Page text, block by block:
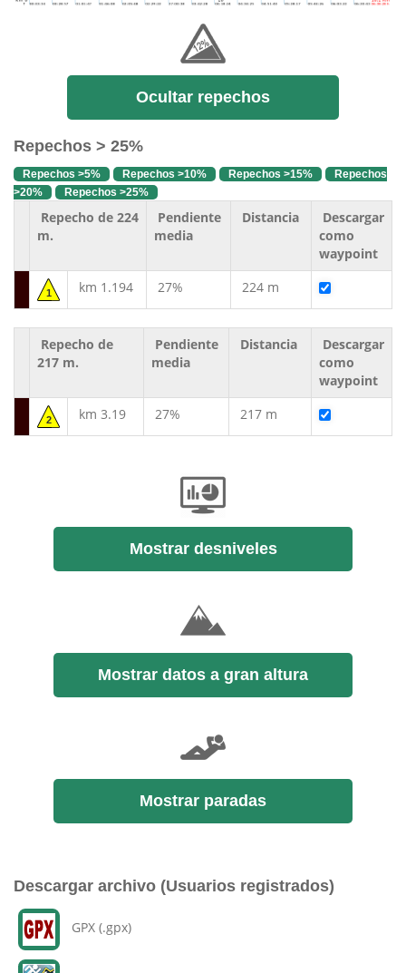
Ocultar repechos
Repechos > 25%
Repechos >5% Repechos >10% Repechos >15%
Repechos
>20%
Repechos >25%
Repecho de 224
m.
Pendiente
media
Distancia
Descargar
como
waypoint
1 km 1.194 27% 224 m
Repecho de
217 m.
Pendiente
media
Distancia
Descargar
como
waypoint
2 km 3.19 27% 217 m
Mostrar desniveles
Mostrar datos a gran altura
Mostrar paradas
Descargar archivo (Usuarios registrados)
GPX (.gpx)